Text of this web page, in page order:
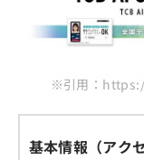
※引用：
基本情報（アク